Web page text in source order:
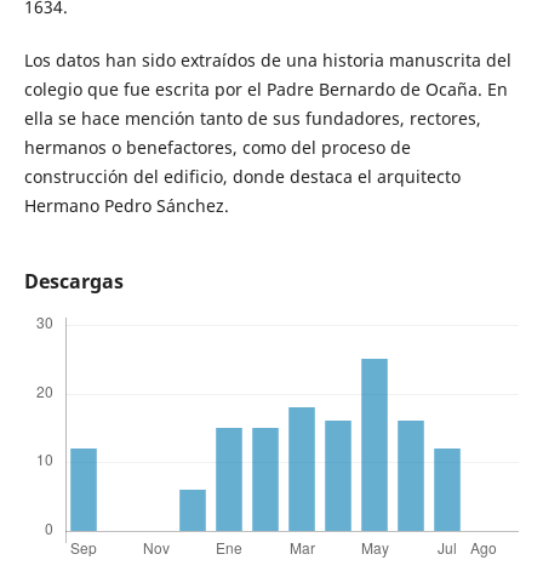
1634.
Los datos han sido extraídos de una historia manuscrita del
colegio que fue escrita por el Padre Bernardo de Ocaña. En
ella se hace mención tanto de sus fundadores, rectores,
hermanos o benefactores, como del proceso de
construcción del edificio, donde destaca el arquitecto
Hermano Pedro Sánchez.
Descargas